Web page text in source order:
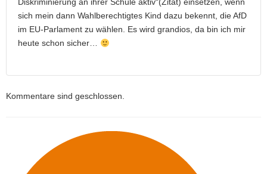
Diskriminierung an ihrer Schule aktiv“(Zitat) einsetzen, wenn
sich mein dann Wahlberechtigtes Kind dazu bekennt, die AfD
im EU-Parlament zu wählen. Es wird grandios, da bin ich mir
heute schon sicher…
Kommentare sind geschlossen.